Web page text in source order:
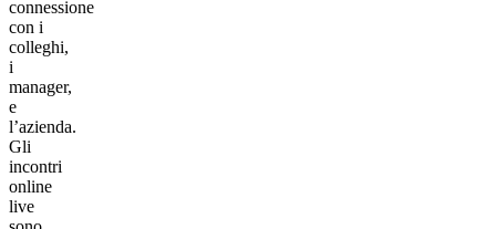
connessione
con i
colleghi,
i
manager,
e
l’azienda.
Gli
incontri
online
live